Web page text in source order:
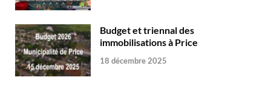
Budget et triennal des
immobilisations à Price
18 décembre 2025